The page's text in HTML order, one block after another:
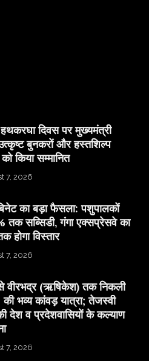
हथकरघा दिवस पर मुख्यमंत्री
बुनकरों और हस्तशिल्प
को किया सम्मानित
7, 2026
का बड़ा फैसला: पशुपालकों
तक सब्सिडी, गंगा एक्सप्रेसवे का
होगा विस्तार
7, 2026
से वीरभद्र (ऋषिकेश) तक निकली
भव्य कांवड़ यात्रा; तेजस्वी
देश व प्रदेशवासियों के कल्याण
7, 2026